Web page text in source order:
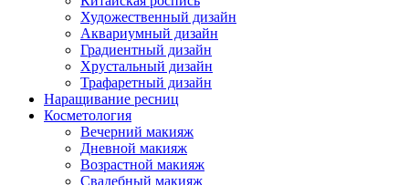
Художественный дизайн
Аквариумный дизайн
Градиентный дизайн
Хрустальный дизайн
Трафаретный дизайн
Наращивание ресниц
Косметология
Вечерний макияж
Дневной макияж
Возрастной макияж
Свадебный макияж